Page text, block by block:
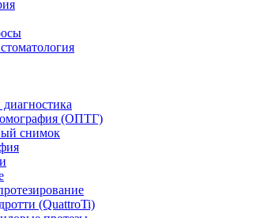
(ОПТГ)
снимок
(QuattroTi)